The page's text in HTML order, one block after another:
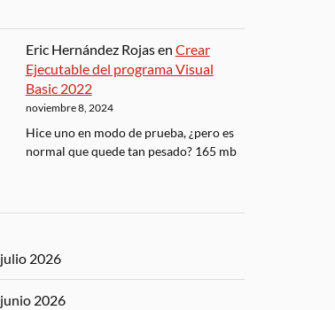
Eric Hernández Rojasen Crear
Ejecutable del programa Visual
Basic 2022
noviembre 8, 2024
Hice uno en modo de prueba, ¿pero es
normal que quede tan pesado? 165 mb
julio 2026
junio 2026